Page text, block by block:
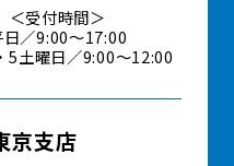
＜受付時間＞
日／9:00〜17:00
5土曜日／9:00～12:00
京支店